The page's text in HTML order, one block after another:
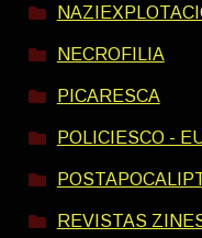
NECROFILIA
PICARESCA
POLICIESCO -
REVISTAS